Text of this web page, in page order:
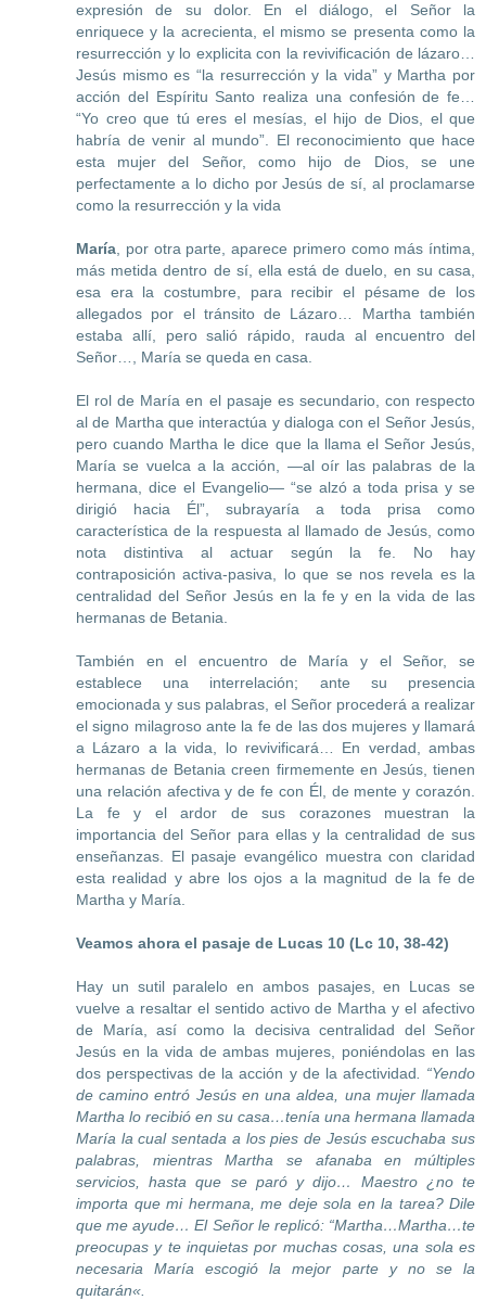
expresión de su dolor. En el diálogo, el Señor la
enriquece y la acrecienta, el mismo se presenta como la
resurrección y lo explicita con la revivificación de lázaro…
Jesús mismo es “la resurrección y la vida” y Martha por
acción del Espíritu Santo realiza una confesión de fe…
“Yo creo que tú eres el mesías, el hijo de Dios, el que
habría de venir al mundo”. El reconocimiento que hace
esta mujer del Señor, como hijo de Dios, se une
perfectamente a lo dicho por Jesús de sí, al proclamarse
como la resurrección y la vida
María, por otra parte, aparece primero como más íntima,
más metida dentro de sí, ella está de duelo, en su casa,
esa era la costumbre, para recibir el pésame de los
allegados por el tránsito de Lázaro… Martha también
estaba allí, pero salió rápido, rauda al encuentro del
Señor…, María se queda en casa.
El rol de María en el pasaje es secundario, con respecto
al de Martha que interactúa y dialoga con el Señor Jesús,
pero cuando Martha le dice que la llama el Señor Jesús,
María se vuelca a la acción, —al oír las palabras de la
hermana, dice el Evangelio—“se alzó a toda prisa y se
dirigió hacia Él”, subrayaría a toda prisa como
característica de la respuesta al llamado de Jesús, como
nota distintiva al actuar según la fe. No hay
contraposición activa-pasiva, lo que se nos revela es la
centralidad del Señor Jesús en la fe y en la vida de las
hermanas de Betania.
También en el encuentro de María y el Señor, se
establece una interrelación; ante su presencia
emocionada y sus palabras, el Señor procederá a realizar
el signo milagroso ante la fe de las dos mujeres y llamará
a Lázaro a la vida, lo revivificará… En verdad, ambas
hermanas de Betania creen firmemente en Jesús, tienen
una relación afectiva y de fe con Él, de mente y corazón.
La fe y el ardor de sus corazones muestran la
importancia del Señor para ellas y la centralidad de sus
enseñanzas. El pasaje evangélico muestra con claridad
esta realidad y abre los ojos a la magnitud de la fe de
Martha y María.
Veamos ahora el pasaje de Lucas 10 (Lc 10, 38-42)
Hay un sutil paralelo en ambos pasajes, en Lucas se
vuelve a resaltar el sentido activo de Martha y el afectivo
de María, así como la decisiva centralidad del Señor
Jesús en la vida de ambas mujeres, poniéndolas en las
dos perspectivas de la acción y de la afectividad. “Yendo
de camino entró Jesús en una aldea, una mujer llamada
Martha lo recibió en su casa…tenía una hermana llamada
María la cual sentada a los pies de Jesús escuchaba sus
palabras, mientras Martha se afanaba en múltiples
servicios, hasta que se paró y dijo… Maestro ¿no te
importa que mi hermana, me deje sola en la tarea? Dile
que me ayude… El Señor le replicó: “Martha…Martha…te
preocupas y te inquietas por muchas cosas, una sola es
necesaria María escogió la mejor parte y no se la
quitarán«.